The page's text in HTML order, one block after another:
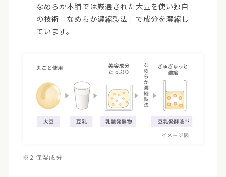
なめらか本舗では厳選された大豆を使い独自
の技術「なめらか濃縮製法」で成分を濃縮し
ています。
※2 保湿成分